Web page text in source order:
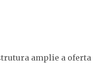
amplie a oferta